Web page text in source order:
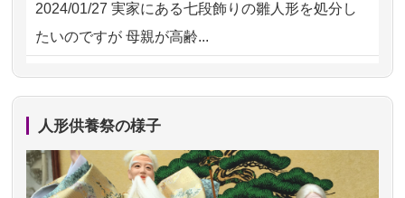
2026/07/13 遠方からでもご依頼出来る点と申込ま
での方法が...
2026/07/10家から近かったので。
2026/07/08誰も住んでいない実家の片付けを始め
2024/01/27 実家にある七段飾りの雛人形を処分し
たいのですが 母親が高齢...
2024/01/13剥製の供養・処分をお願いできます
ですが？
人形供養祭の様子